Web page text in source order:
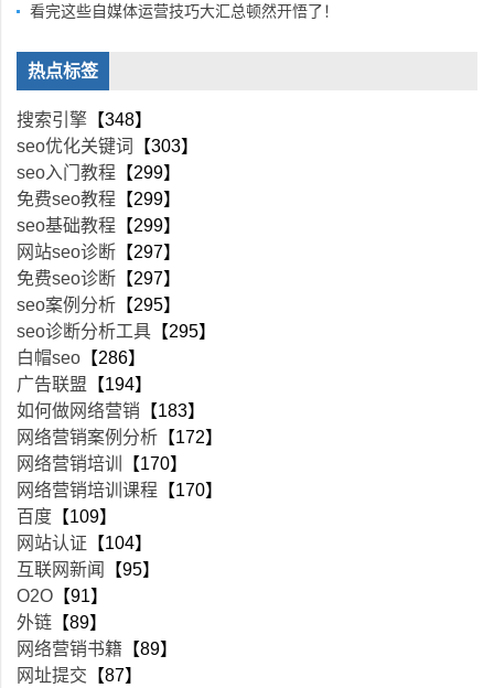
看完这些自媒体运营技巧大汇总顿然开悟了！
热点标签
搜索引擎 【348】
seo优化关键词
【303】
seo入门教程 【299】
免费seo教程 【299】
seo基础教程 【299】
网站seo诊断 【297】
免费seo诊断 【297】
seo案例分析 【295】
seo诊断分析工具 【295】
白帽seo 【286】
广告联盟 【194】
如何做网络营销 【183】
网络营销案例分析 【172】
网络营销培训
【170】
网络营销培训课程 【170】
百度 【109】
网站认证 【104】
互联网新闻
【95】
O2O 【91】
外链 【89】
网络营销书籍 【89】
网址提交 【87】